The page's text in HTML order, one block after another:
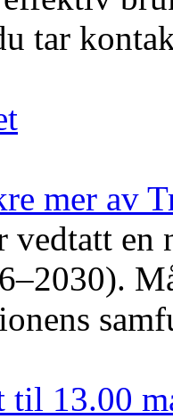
tar
mer av
vedtatt
til 13.00